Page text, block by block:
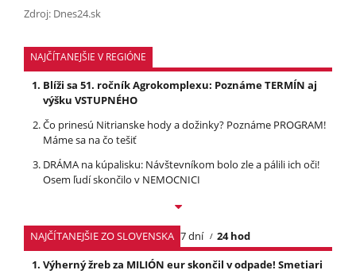
Zdroj: Dnes24.sk
NAJČÍTANEJŠIE V REGIÓNE
Blíži sa 51. ročník Agrokomplexu: Poznáme TERMÍN aj
výšku VSTUPNÉHO
Čo prinesú Nitrianske hody a dožinky? Poznáme PROGRAM!
Máme sa na čo tešiť
DRÁMA na kúpalisku: Návštevníkom bolo zle a pálili ich oči!
Osem ľudí skončilo v NEMOCNICI
NAJČÍTANEJŠIE ZO SLOVENSKA 7 dní
24 hod
Výherný žreb za MILIÓN eur skončil v odpade! Smetiari